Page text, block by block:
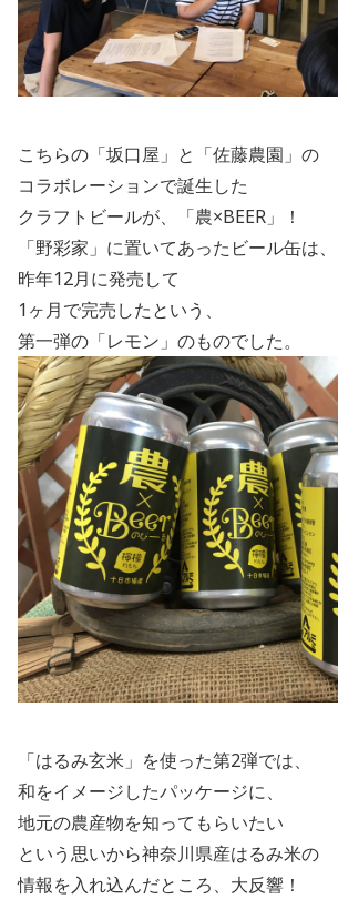
こちらの「坂口屋」と「佐藤農園」の
コラボレーションで誕生した
クラフトビールが、「農×BEER 」！
「野彩家」に置いてあったビール缶は、
昨年12月に発売して
1ヶ月で完売したという、
第一弾の「レモン」のものでした。
「はるみ玄米」を使った第2弾では、
和をイメージしたパッケージに、
地元の農産物を知ってもらいたい
という思いから神奈川県産はるみ米の
情報を入れ込んだところ、大反響！